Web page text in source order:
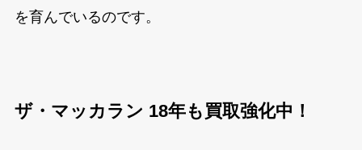
を育んでいるのです。
ザ・マッカラン 18年も買取強化中！